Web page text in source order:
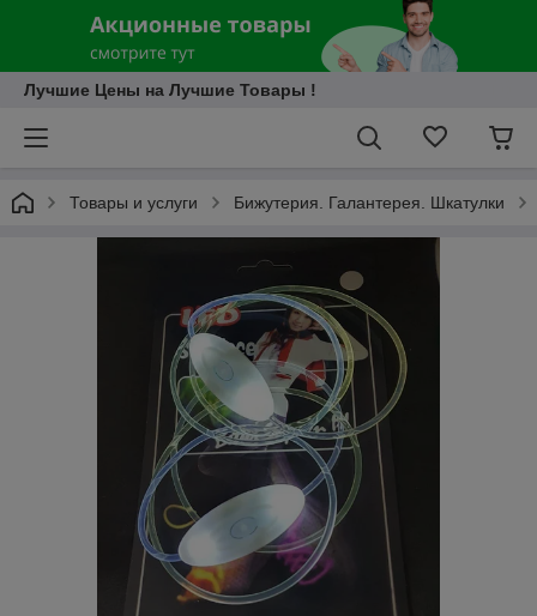
Лучшие Цены на Лучшие Товары !
Товары и услуги Бижутерия. Галантерея. Шкатулки